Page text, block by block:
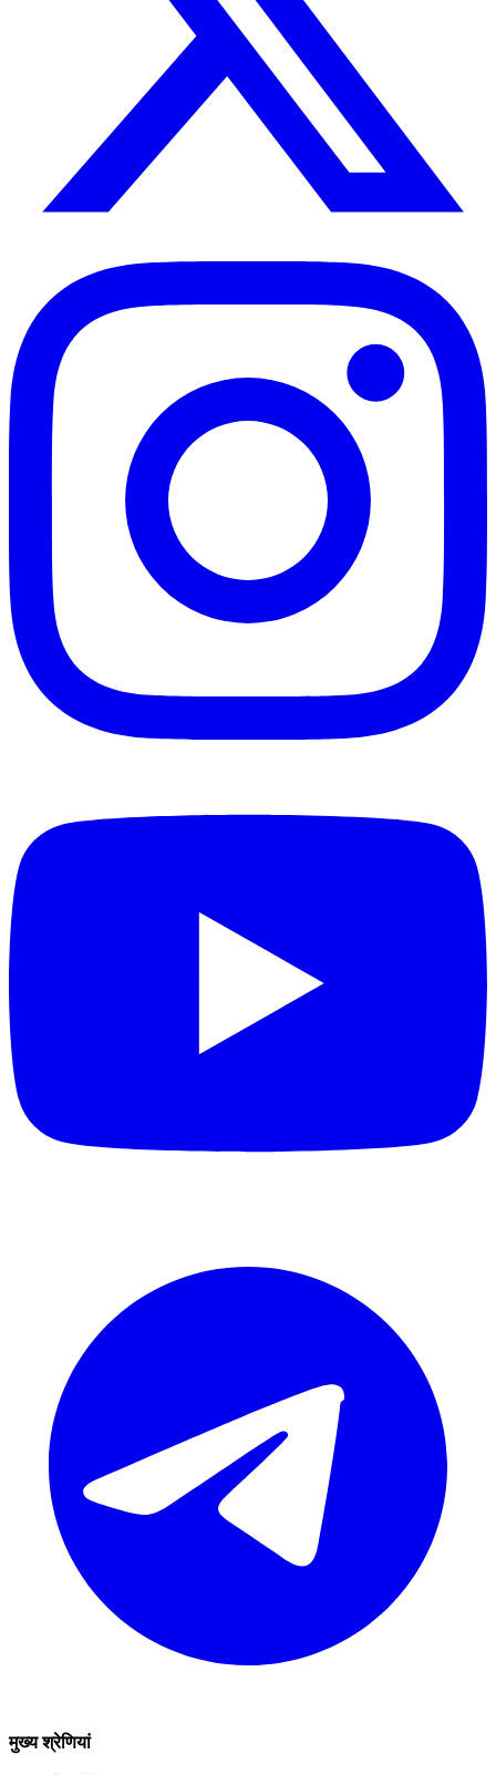
मुख्य श्रेणियां